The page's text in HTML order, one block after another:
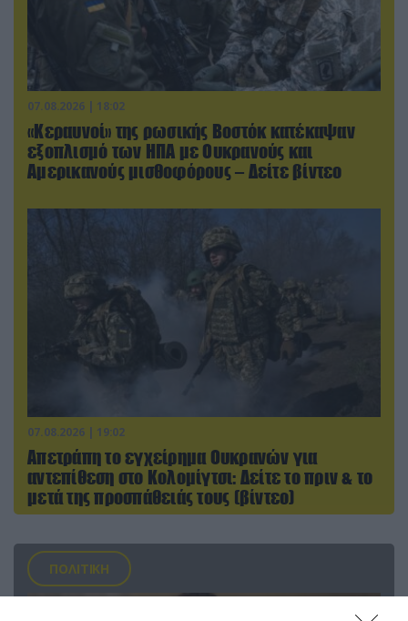
07.08.2026 | 18:02
«Κεραυνοί» της ρωσικής Βοστόκ κατέκαψαν
εξοπλισμό των ΗΠΑ με Ουκρανούς και
Αμερικανούς μισθοφόρους – Δείτε βίντεο
07.08.2026 | 19:02
Απετράπη το εγχείρημα Ουκρανών για
αντεπίθεση στο Κολομίγτσι: Δείτε το πριν & το
μετά της προσπάθειάς τους (βίντεο)
ΠΟΛΙΤΙΚΗ